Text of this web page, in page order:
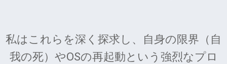
私はこれらを深く探求し、自身の限界（自
我の死）やOSの再起動という強烈なプロ